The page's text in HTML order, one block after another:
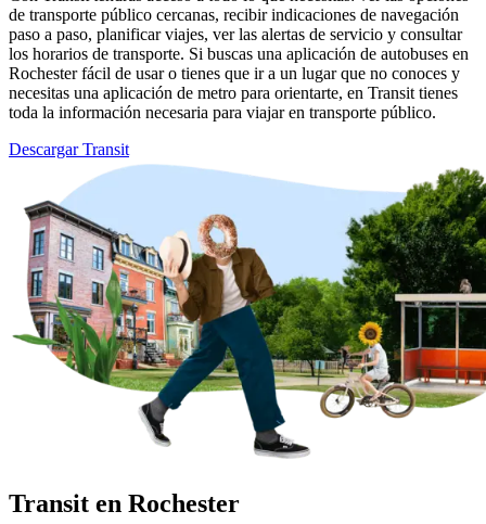
de transporte público cercanas, recibir indicaciones de navegación
paso a paso, planificar viajes, ver las alertas de servicio y consultar
los horarios de transporte. Si buscas una aplicación de autobuses en
Rochester fácil de usar o tienes que ir a un lugar que no conoces y
necesitas una aplicación de metro para orientarte, en Transit tienes
toda la información necesaria para viajar en transporte público.
Descargar Transit
Transit en Rochester